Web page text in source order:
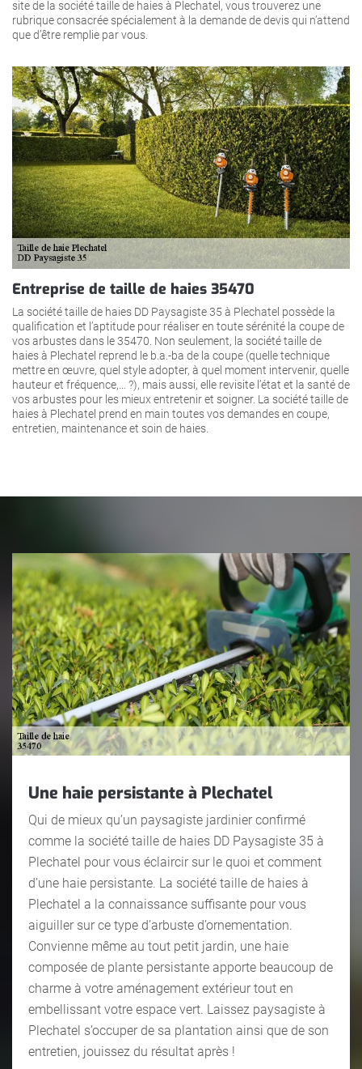
site de la société taille de haies à Plechatel, vous trouverez une
rubrique consacrée spécialement à la demande de devis qui n’attend
que d’être remplie par vous.
Entreprise de taille de haies 35470
La société taille de haies DD Paysagiste 35 à Plechatel possède la
qualification et l’aptitude pour réaliser en toute sérénité la coupe de
vos arbustes dans le 35470. Non seulement, la société taille de
haies à Plechatel reprend le b.a.-ba de la coupe (quelle technique
mettre en œuvre, quel style adopter, à quel moment intervenir, quelle
hauteur et fréquence,… ?), mais aussi, elle revisite l’état et la santé de
vos arbustes pour les mieux entretenir et soigner. La société taille de
haies à Plechatel prend en main toutes vos demandes en coupe,
entretien, maintenance et soin de haies.
Une haie persistante à Plechatel
Qui de mieux qu’un paysagiste jardinier confirmé
comme la société taille de haies DD Paysagiste 35 à
Plechatel pour vous éclaircir sur le quoi et comment
d’une haie persistante. La société taille de haies à
Plechatel a la connaissance suffisante pour vous
aiguiller sur ce type d’arbuste d’ornementation.
Convienne même au tout petit jardin, une haie
composée de plante persistante apporte beaucoup de
charme à votre aménagement extérieur tout en
embellissant votre espace vert. Laissez paysagiste à
Plechatel s’occuper de sa plantation ainsi que de son
entretien, jouissez du résultat après !